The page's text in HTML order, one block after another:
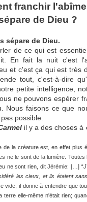
franchir
de Dieu ?
sépare de Dieu.
de ce qui est
En fait la nuit c'est
et c'est ça qui est très
tout, c'est-à-dire
petite intelligence,
ne pouvons espérer
Nous faisons ce que
possible.
il y a des choses à
la créature est, en effet plus
ne le sont de la lumière.
ne sont rien, dit Jérémie: […] “
les cieux, et ils étaient
vide, il donne à entendre que
terre elle-même n'était rien;